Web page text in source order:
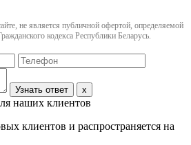
не является публичной офертой, определяемой
кодекса Республики Беларусь.
Узнать ответ x
наших клиентов
клиентов и распространяется на